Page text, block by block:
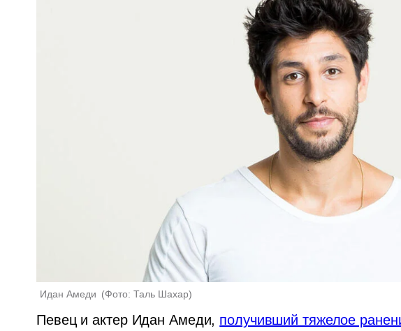
Идан Амеди (Фото: Таль Шахар)
Певец и актер Идан Амеди, получивший тяжелое